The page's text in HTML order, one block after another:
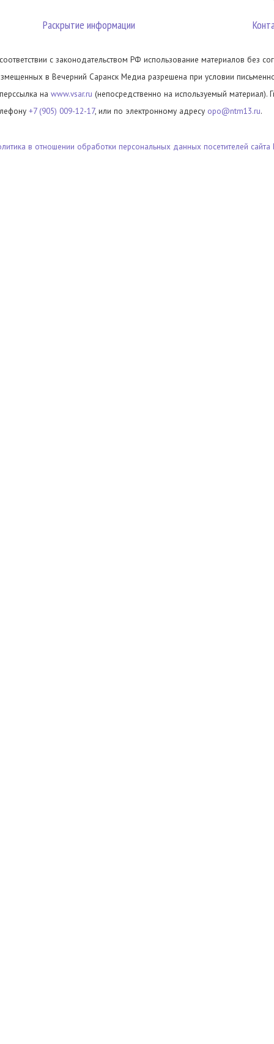
Раскрытие информации
с законодательством РФ использование материалов без
в Вечерний Саранск Медиа разрешена при условии
на www.vsar.ru (непосредственно на используемый материал).
+7 (905) 009-12-17, или по электронному адресу opo@ntm13.ru.
в отношении обработки персональных данных посетителей